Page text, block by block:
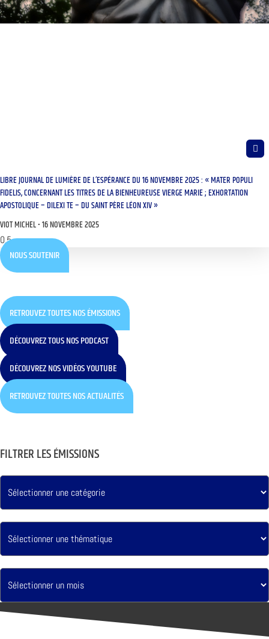
LIBRE JOURNAL DE LUMIÈRE DE L’ESPÉRANCE DU 16 NOVEMBRE 2025 : « MATER POPULI
FIDELIS, CONCERNANT LES TITRES DE LA BIENHEUREUSE VIERGE MARIE ; EXHORTATION
APOSTOLIQUE – DILEXI TE – DU SAINT PÈRE LÉON XIV »
VIOT MICHEL 16 NOVEMBRE 2025
NOUS SOUTENIR
RETROUVEZ TOUTES NOS ÉMISSIONS
DÉCOUVREZ TOUS NOS PODCAST
DÉCOUVREZ NOS VIDÉOS YOUTUBE
RETROUVEZ TOUTES NOS ACTUALITÉS
FILTRER LES ÉMISSIONS